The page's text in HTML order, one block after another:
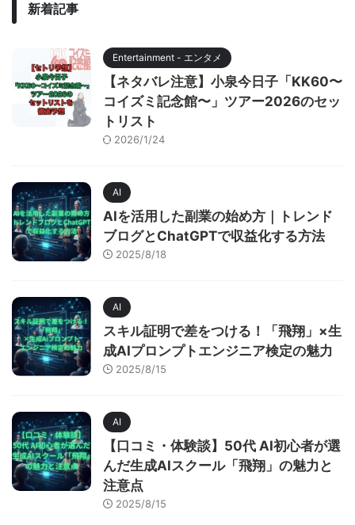
新着記事
Entertainment - エンタメ
【ネタバレ注意】小泉今日子「KK60〜
コイズミ記念館〜」ツアー2026のセッ
トリスト
2026/1/24
AI
AIを活用した副業の始め方｜トレンド
ブログとChatGPTで収益化する方法
2025/8/18
AI
スキル証明で差をつける！「飛翔」×生
成AIプロンプトエンジニア検定の魅力
2025/8/15
AI
【口コミ・体験談】50代 AI初心者が選
んだ生成AIスクール「飛翔」の魅力と
注意点
2025/8/15